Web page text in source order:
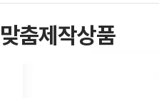
맞춤제작상품